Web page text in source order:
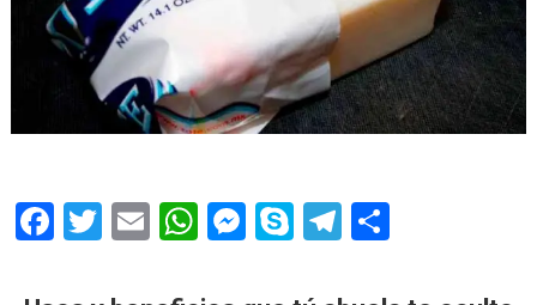
F T E W M S T